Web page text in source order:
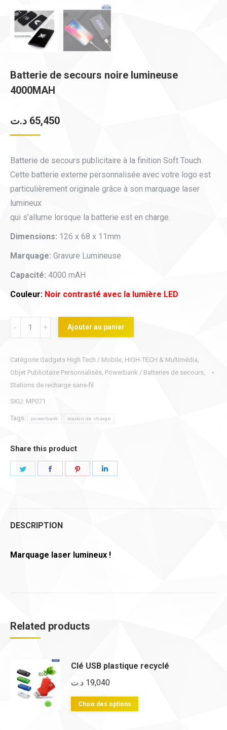
Batterie de secours noire lumineuse
4000MAH
65,450 د.ت
Batterie de secours publicitaire à la finition Soft Touch.
Cette batterie externe personnalisée avec votre logo est
particulièrement originale grâce à son marquage laser
lumineux
qui s’allume lorsque la batterie est en charge.
Dimensions: 126 x 68 x 11mm
Marquage: Gravure Lumineuse
Capacité: 4000 mAH
Couleur: Noir contrasté avec la lumière LED
Batterie
de
noire
lumineuse
Ajouter au panier
Catégorie Gadgets High Tech / Mobile, HIGH-TECH & Multimédia,
Objet Publicitaire Personnalisés, Powerbank / Batteries de secours,
Stations de recharge sans-fil
SKU: MP071
Tags: powerbank station de charge
Share this product
DESCRIPTION
Marquage laser lumineux !
Related products
Clé USB plastique recyclé
19,040 د.ت
Choix des options